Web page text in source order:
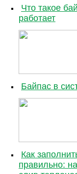
Что такое
работает
Байпас в
Как
правильно: